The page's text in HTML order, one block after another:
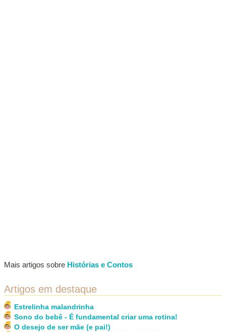
Mais artigos sobre Histórias e Contos
Artigos em destaque
Estrelinha malandrinha
Sono do bebê - É fundamental criar uma rotina!
O desejo de ser mãe (e pai!)